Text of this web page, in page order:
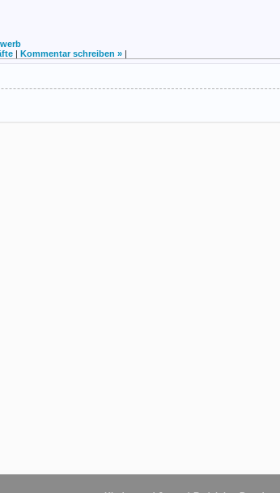
| Kommentar schreiben » |